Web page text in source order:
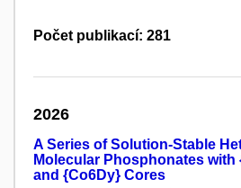
Počet publikací: 281
2026
A Series of Solution-Stable
Molecular Phosphonates with
and {Co6Dy} Cores